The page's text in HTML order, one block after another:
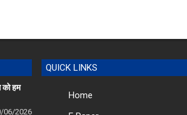
हम
06/2026
QUICK LINKS
Home